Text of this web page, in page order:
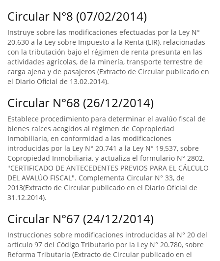
Circular N°8 (07/02/2014)
Instruye sobre las modificaciones efectuadas por la Ley N°
20.630 a la Ley sobre Impuesto a la Renta (LIR), relacionadas
con la tributación bajo el régimen de renta presunta en las
actividades agrícolas, de la minería, transporte terrestre de
carga ajena y de pasajeros (Extracto de Circular publicado en
el Diario Oficial de 13.02.2014).
Circular N°68 (26/12/2014)
Establece procedimiento para determinar el avalúo fiscal de
bienes raíces acogidos al régimen de Copropiedad
Inmobiliaria, en conformidad a las modificaciones
introducidas por la Ley N° 20.741 a la Ley N° 19,537, sobre
Copropiedad Inmobiliaria, y actualiza el formulario N° 2802,
"CERTIFICADO DE ANTECEDENTES PREVIOS PARA EL CÁLCULO
DEL AVALÚO FISCAL". Complementa Circular N° 33, de
2013(Extracto de Circular publicado en el Diario Oficial de
31.12.2014).
Circular N°67 (24/12/2014)
Instrucciones sobre modificaciones introducidas al N° 20 del
artículo 97 del Código Tributario por la Ley N° 20.780, sobre
Reforma Tributaria (Extracto de Circular publicado en el